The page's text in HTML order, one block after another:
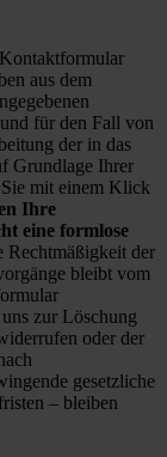
aus dem
für den Fall von
der in das
Grundlage Ihrer
mit einem Klick
Ihre
eine formlose
Rechtmäßigkeit der
bleibt vom
zur Löschung
oder der
gesetzliche
– bleiben